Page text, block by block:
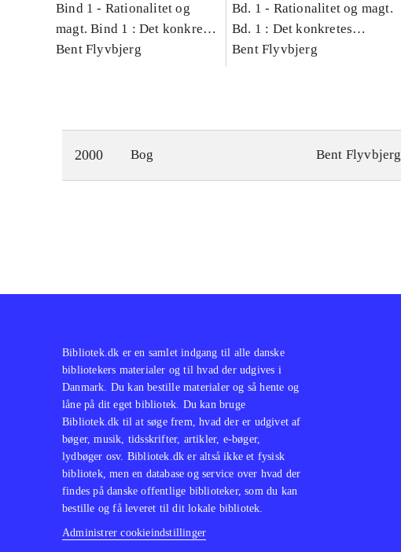
Bind 1 - Rationalitet og
magt. Bind 1 : Det konkretes
videnskab
Bent Flyvbjerg
Bd. 1 - Rationalitet og magt.
Bd. 1 : Det konkretes
videnskab
Bent Flyvbjerg
2000 Bog Bent Flyvbjerg
Bibliotek.dk er en samlet indgang til alle danske
bibliotekers materialer og til hvad der udgives i
Danmark. Du kan bestille materialer og så hente og
låne på dit eget bibliotek. Du kan bruge
Bibliotek.dk til at søge frem, hvad der er udgivet af
bøger, musik, tidsskrifter, artikler, e-bøger,
lydbøger osv. Bibliotek.dk er altså ikke et fysisk
bibliotek, men en database og service over hvad der
findes på danske offentlige biblioteker, som du kan
bestille og få leveret til dit lokale bibliotek.
Administrer cookieindstillinger